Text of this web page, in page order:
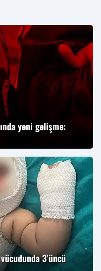
yeni gelişme:
3’üncü